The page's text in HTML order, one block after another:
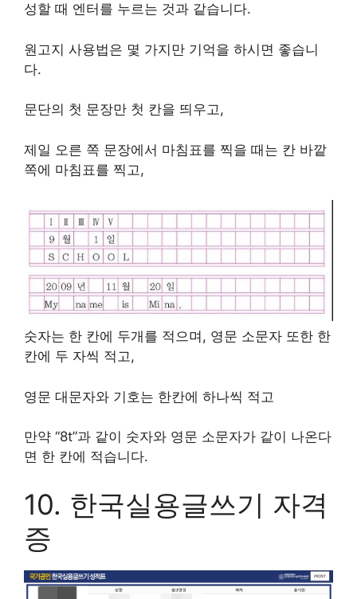
성할 때 엔터를 누르는 것과 같습니다.
원고지 사용법은 몇 가지만 기억을 하시면 좋습니
다.
문단의 첫 문장만 첫 칸을 띄우고,
제일 오른 쪽 문장에서 마침표를 찍을 때는 칸 바깥
쪽에 마침표를 찍고,
숫자는 한 칸에 두개를 적으며, 영문 소문자 또한 한
칸에 두 자씩 적고,
영문 대문자와 기호는 한칸에 하나씩 적고
만약 “8t”과 같이 숫자와 영문 소문자가 같이 나온다
면 한 칸에 적습니다.
10. 한국실용글쓰기 자격
증